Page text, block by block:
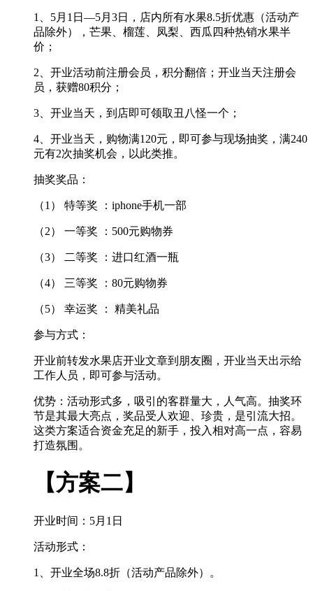
1、5月1日—5月3日，店内所有水果8.5折优惠（活动产
品除外），芒果、榴莲、凤梨、西瓜四种热销水果半
价；
2、开业活动前注册会员，积分翻倍；开业当天注册会
员，获赠80积分；
3、开业当天，到店即可领取丑八怪一个；
4、开业当天，购物满120元，即可参与现场抽奖，满240
元有2次抽奖机会，以此类推。
抽奖奖品：
（1） 特等奖 ：iphone手机一部
（2） 一等奖 ：500元购物券
（3） 二等奖 ：进口红酒一瓶
（4） 三等奖 ：80元购物券
（5） 幸运奖 ： 精美礼品
参与方式：
开业前转发水果店开业文章到朋友圈，开业当天出示给
工作人员，即可参与活动。
优势：活动形式多，吸引的客群量大，人气高。抽奖环
节是其最大亮点，奖品受人欢迎、珍贵，是引流大招。
这类方案适合资金充足的新手，投入相对高一点，容易
打造氛围。
【方案二】
开业时间：5月1日
活动形式：
1、开业全场8.8折（活动产品除外）。